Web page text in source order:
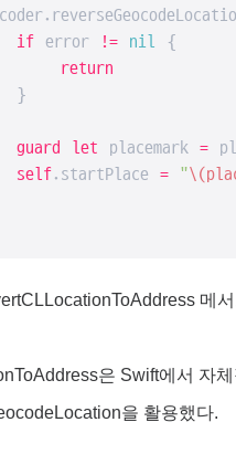
if error != nil {
return
}
guard let placemark =
self.startPlace = "
메
은 Swift에서 자체
을 활용했다.